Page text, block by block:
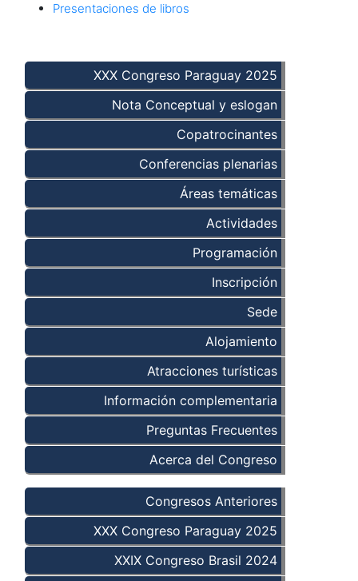
Presentaciones de libros
XXX Congreso Paraguay 2025
Nota Conceptual y eslogan
Copatrocinantes
Conferencias plenarias
Áreas temáticas
Actividades
Programación
Inscripción
Sede
Alojamiento
Atracciones turísticas
Información complementaria
Preguntas Frecuentes
Acerca del Congreso
Congresos Anteriores
XXX Congreso Paraguay 2025
XXIX Congreso Brasil 2024